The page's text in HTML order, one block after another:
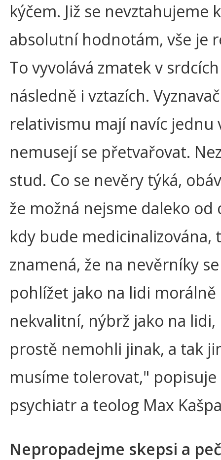
kýčem. Již se nevztahujeme k
absolutní hodnotám, vše je
To vyvolává zmatek v
následně i vztazích.
relativismu mají navíc jednu
nemusejí se přetvařovat.
stud. Co se nevěry týká,
že možná nejsme daleko od
kdy bude medicinalizována,
znamená, že na nevěrníky
pohlížet jako na lidi morálně
nekvalitní, nýbrž jako na
prostě nemohli jinak, a tak
musíme tolerovat," popisuje
psychiatr a teolog Max
Nepropadejme skepsi a